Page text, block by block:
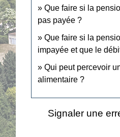
Que faire si la
pas payée ?
Que faire si la
impayée et que le
Qui peut percevoir
alimentaire ?
Signaler une